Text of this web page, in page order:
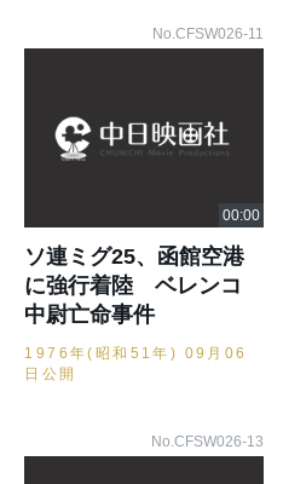
No.CFSW026-11
ソ連ミグ25、函館空港
に強行着陸 ベレンコ
中尉亡命事件
1976年(昭和51年) 09月06
日公開
No.CFSW026-13